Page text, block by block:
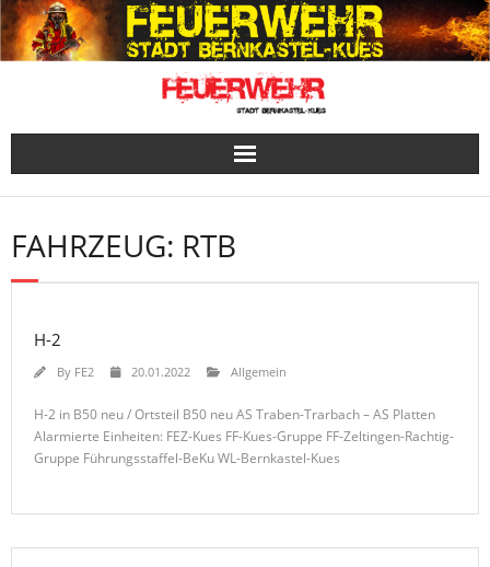
Skip
to
content
FAHRZEUG: RTB
H-2
By FE2 20.01.2022 Allgemein
H-2 in B50 neu / Ortsteil B50 neu AS Traben-Trarbach – AS Platten
Alarmierte Einheiten: FEZ-Kues FF-Kues-Gruppe FF-Zeltingen-Rachtig-
Gruppe Führungsstaffel-BeKu WL-Bernkastel-Kues